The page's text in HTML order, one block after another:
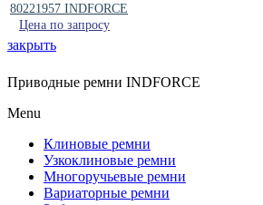
80221957 INDFORCE
Цена по запросу
закрыть
Приводные ремни INDFORCE
Menu
Клиновые ремни
Узкоклиновые ремни
Многоручьевые ремни
Вариаторные ремни